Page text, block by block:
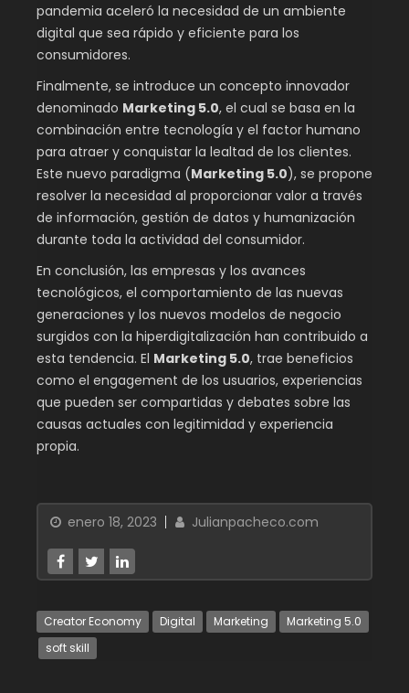
pandemia aceleró la necesidad de un ambiente
digital que sea rápido y eficiente para los
consumidores.
Finalmente, se introduce un concepto innovador
denominado Marketing 5.0, el cual se basa en la
combinación entre tecnología y el factor humano
para atraer y conquistar la lealtad de los clientes.
Este nuevo paradigma (Marketing 5.0), se propone
resolver la necesidad al proporcionar valor a través
de información, gestión de datos y humanización
durante toda la actividad del consumidor.
En conclusión, las empresas y los avances
tecnológicos, el comportamiento de las nuevas
generaciones y los nuevos modelos de negocio
surgidos con la hiperdigitalización han contribuido a
esta tendencia. El Marketing 5.0, trae beneficios
como el engagement de los usuarios, experiencias
que pueden ser compartidas y debates sobre las
causas actuales con legitimidad y experiencia
propia.
enero 18, 2023 Julianpacheco.com
Creator Economy Digital Marketing
Marketing 5.0
soft skill